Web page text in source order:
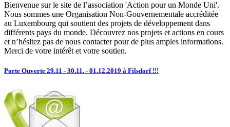
Bienvenue sur le site de l’association 'Action pour un Monde Uni'.
Nous sommes une Organisation Non-Gouvernementale accréditée
au Luxembourg qui soutient des projets de développement dans
différents pays du monde. Découvrez nos projets et actions en cours
et n’hésitez pas de nous contacter pour de plus amples informations.
Merci de votre intérêt et votre soutien.
Porte Ouverte 29.11 - 30.11. - 01.12.2019 à Filsdorf !!!